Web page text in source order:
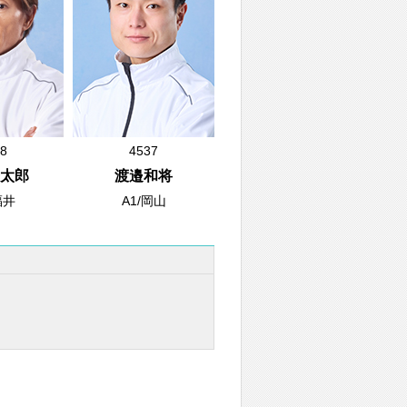
郎
4537
渡邉和将
A1/岡山